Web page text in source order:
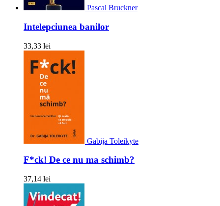
Pascal Bruckner
Intelepciunea banilor
33,33 lei
Gabija Toleikyte
F*ck! De ce nu ma schimb?
37,14 lei